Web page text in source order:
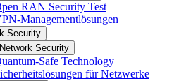
RAN Security Test
Managementlösungen
Security
Network Security
Safe Technology
für Netzwerke